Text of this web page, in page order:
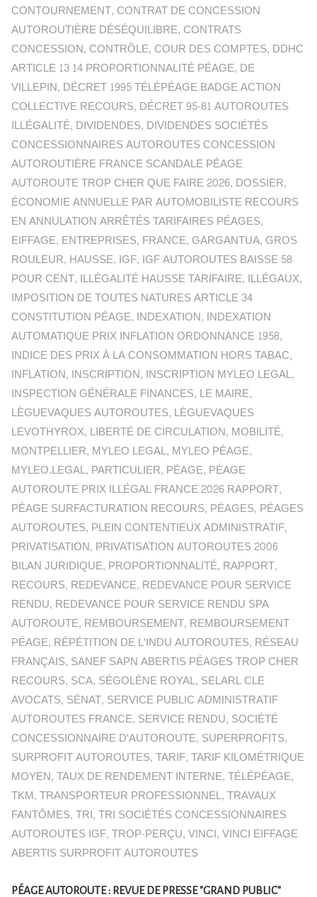
CONTOURNEMENT, CONTRAT DE CONCESSION
AUTOROUTIÈRE DÉSÉQUILIBRE, CONTRATS
CONCESSION, CONTRÔLE, COUR DES COMPTES, DDHC
ARTICLE 13 14 PROPORTIONNALITÉ PÉAGE, DE
VILLEPIN, DÉCRET 1995 TÉLÉPÉAGE BADGE ACTION
COLLECTIVE RECOURS, DÉCRET 95-81 AUTOROUTES
ILLÉGALITÉ, DIVIDENDES, DIVIDENDES SOCIÉTÉS
CONCESSIONNAIRES AUTOROUTES CONCESSION
AUTOROUTIÈRE FRANCE SCANDALE PÉAGE
AUTOROUTE TROP CHER QUE FAIRE 2026, DOSSIER,
ÉCONOMIE ANNUELLE PAR AUTOMOBILISTE RECOURS
EN ANNULATION ARRÊTÉS TARIFAIRES PÉAGES,
EIFFAGE, ENTREPRISES, FRANCE, GARGANTUA, GROS
ROULEUR, HAUSSE, IGF, IGF AUTOROUTES BAISSE 58
POUR CENT, ILLÉGALITÉ HAUSSE TARIFAIRE, ILLÉGAUX,
IMPOSITION DE TOUTES NATURES ARTICLE 34
CONSTITUTION PÉAGE, INDEXATION, INDEXATION
AUTOMATIQUE PRIX INFLATION ORDONNANCE 1958,
INDICE DES PRIX À LA CONSOMMATION HORS TABAC,
INFLATION, INSCRIPTION, INSCRIPTION MYLEO LEGAL,
INSPECTION GÉNÉRALE FINANCES, LE MAIRE,
LÈGUEVAQUES AUTOROUTES, LÈGUEVAQUES
LEVOTHYROX, LIBERTÉ DE CIRCULATION, MOBILITÉ,
MONTPELLIER, MYLEO LEGAL, MYLEO PÉAGE,
MYLEO.LEGAL, PARTICULIER, PÉAGE, PÉAGE
AUTOROUTE PRIX ILLÉGAL FRANCE 2026 RAPPORT,
PÉAGE SURFACTURATION RECOURS, PÉAGES, PÉAGES
AUTOROUTES, PLEIN CONTENTIEUX ADMINISTRATIF,
PRIVATISATION, PRIVATISATION AUTOROUTES 2006
BILAN JURIDIQUE, PROPORTIONNALITÉ, RAPPORT,
RECOURS, REDEVANCE, REDEVANCE POUR SERVICE
RENDU, REDEVANCE POUR SERVICE RENDU SPA
AUTOROUTE, REMBOURSEMENT, REMBOURSEMENT
PÉAGE, RÉPÉTITION DE L'INDU AUTOROUTES, RÉSEAU
FRANÇAIS, SANEF SAPN ABERTIS PÉAGES TROP CHER
RECOURS, SCA, SÉGOLÈNE ROYAL, SELARL CLE
AVOCATS, SÉNAT, SERVICE PUBLIC ADMINISTRATIF
AUTOROUTES FRANCE, SERVICE RENDU, SOCIÉTÉ
CONCESSIONNAIRE D'AUTOROUTE, SUPERPROFITS,
SURPROFIT AUTOROUTES,TARIF,TARIF KILOMÉTRIQUE
MOYEN,TAUX DE RENDEMENT INTERNE,TÉLÉPÉAGE,
TKM,TRANSPORTEUR PROFESSIONNEL,TRAVAUX
FANTÔMES,TRI,TRI SOCIÉTÉS CONCESSIONNAIRES
AUTOROUTES IGF,TROP-PERÇU,VINCI,VINCI EIFFAGE
ABERTIS SURPROFIT AUTOROUTES
PÉAGE AUTOROUTE : REVUE DE PRESSE "GRAND PUBLIC"